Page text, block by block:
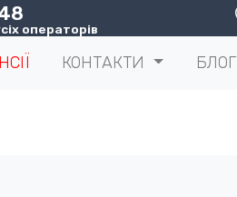
операторів
КОНТАКТИ БЛОГ